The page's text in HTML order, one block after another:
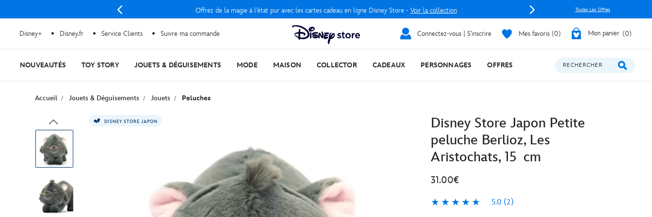
Offrez de la magie à l'état pur avec les cartes cadeau en ligne Disney Store - Voir la collection Toutes Les Offres
Disney+ Disney.fr Service Clients Suivre ma commande Connectez-vous | S'inscrire Mes favoris 0 Mon panier 0
NOUVEAUTÉS TOY STORY JOUETS & DÉGUISEMENTS MODE MAISON COLLECTOR CADEAUX PERSONNAGES OFFRES RECHERCHER
Accueil Jouets & Déguisements Jouets Peluches
DISNEY STORE JAPON
Disney Store Japon Petite
peluche Berlioz, Les
Aristochats, 15 cm
31.00€
5.0 (2)
5.0